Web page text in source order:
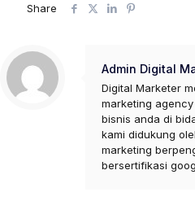
Share
Admin Digital
Digital Marketer
marketing
bisnis anda di
kami didukung
marketing
bersertifikasi